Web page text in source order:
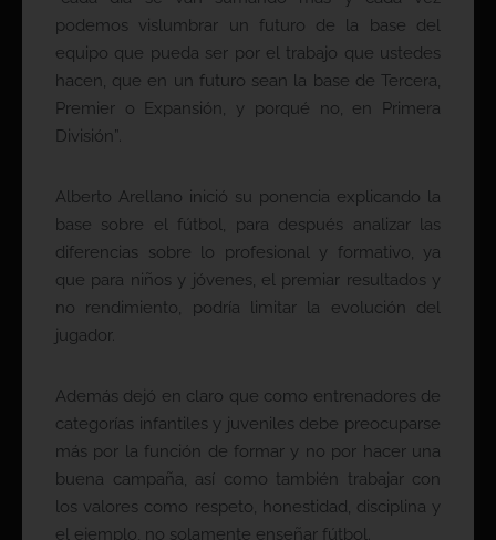
podemos vislumbrar un futuro de la base del
equipo que pueda ser por el trabajo que ustedes
hacen, que en un futuro sean la base de Tercera,
Premier o Expansión, y porqué no, en Primera
División”.
Alberto Arellano inició su ponencia explicando la
base sobre el fútbol, para después analizar las
diferencias sobre lo profesional y formativo, ya
que para niños y jóvenes, el premiar resultados y
no rendimiento, podría limitar la evolución del
jugador.
Además dejó en claro que como entrenadores de
categorías infantiles y juveniles debe preocuparse
más por la función de formar y no por hacer una
buena campaña, así como también trabajar con
los valores como respeto, honestidad, disciplina y
el ejemplo, no solamente enseñar fútbol.